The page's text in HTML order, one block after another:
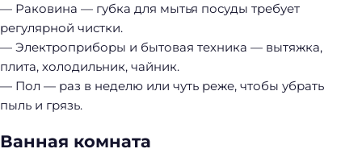
— Раковина — губка для мытья посуды требует
регулярной чистки.
— Электроприборы и бытовая техника — вытяжка,
плита, холодильник, чайник.
— Пол — раз в неделю или чуть реже, чтобы убрать
пыль и грязь.
Ванная комната